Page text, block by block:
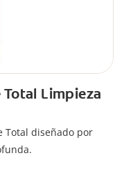
Limpieza
Total diseñado por